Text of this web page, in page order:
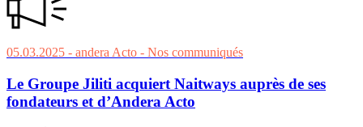
05.03.2025 - andera Acto - Nos communiqués
Le Groupe Jiliti acquiert Naitways auprès de ses
fondateurs et d’Andera Acto